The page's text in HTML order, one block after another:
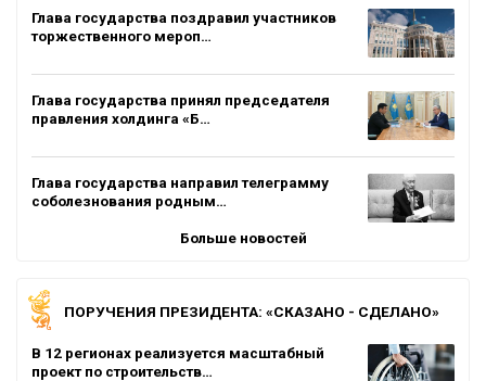
Глава государства поздравил участников
торжественного мероп…
Глава государства принял председателя
правления холдинга «Б…
Глава государства направил телеграмму
соболезнования родным…
Больше новостей
ПОРУЧЕНИЯ ПРЕЗИДЕНТА: «СКАЗАНО - СДЕЛАНО»
В 12 регионах реализуется масштабный
проект по строительств…